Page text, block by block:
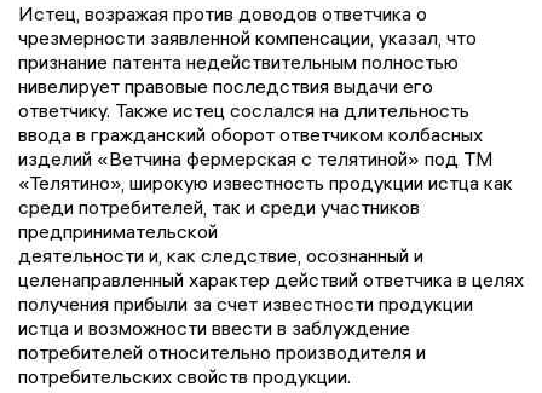
Истец, возражая против доводов ответчика о
чрезмерности заявленной компенсации, указал, что
признание патента недействительным полностью
нивелирует правовые последствия выдачи его
ответчику. Также истец сослался на длительность
ввода в гражданский оборот ответчиком колбасных
изделий «Ветчина фермерская с телятиной» под ТМ
«Телятино», широкую известность продукции истца как
среди потребителей, так и среди участников
предпринимательской
деятельности и, как следствие, осознанный и
целенаправленный характер действий ответчика в целях
получения прибыли за счет известности продукции
истца и возможности ввести в заблуждение
потребителей относительно производителя и
потребительских свойств продукции.